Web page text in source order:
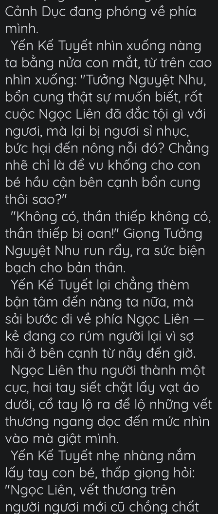
Cảnh Dục đang phóng về phía
mình.
Yến Kế Tuyết nhìn xuống nàng
ta bằng nửa con mắt, từ trên cao
nhìn xuống: "Tưởng Nguyệt Nhu,
bổn cung thật sự muốn biết, rốt
cuộc Ngọc Liên đã đắc tội gì với
ngươi, mà lại bị ngươi sỉ nhục,
bức hại đến nông nỗi đó? Chẳng
nhẽ chỉ là để vu khống cho con
bé hầu cận bên cạnh bổn cung
thôi sao?"
"Không có, thần thiếp không có,
thần thiếp bị oan!" Giọng Tưởng
Nguyệt Nhu run rẩy, ra sức biện
bạch cho bản thân.
Yến Kế Tuyết lại chẳng thèm
bận tâm đến nàng ta nữa, mà
sải bước đi về phía Ngọc Liên —
kẻ đang co rúm người lại vì sợ
hãi ở bên cạnh từ nãy đến giờ.
Ngọc Liên thu người thành một
cục, hai tay siết chặt lấy vạt áo
dưới, cổ tay lộ ra để lộ những vết
thương ngang dọc đến mức nhìn
vào mà giật mình.
Yến Kế Tuyết nhẹ nhàng nắm
lấy tay con bé, thấp giọng hỏi:
"Ngọc Liên, vết thương trên
người ngươi mới cũ chồng chất